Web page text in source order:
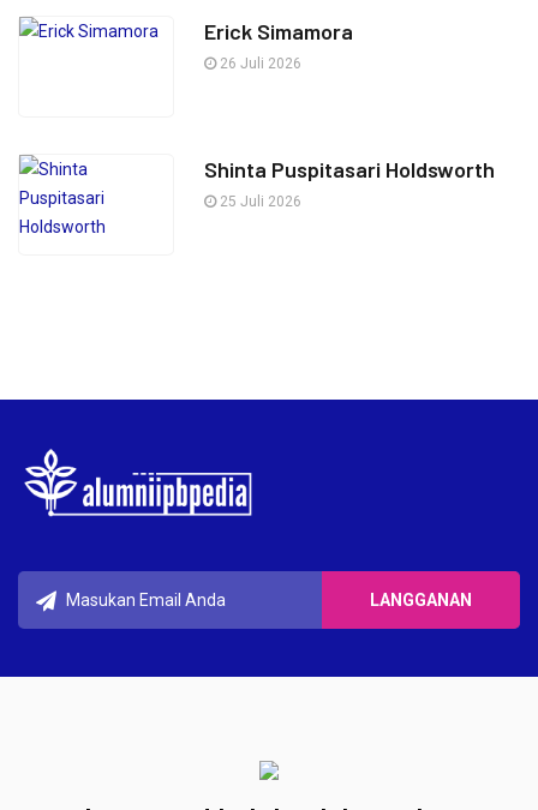
Erick Simamora
26 Juli 2026
Shinta Puspitasari Holdsworth
25 Juli 2026